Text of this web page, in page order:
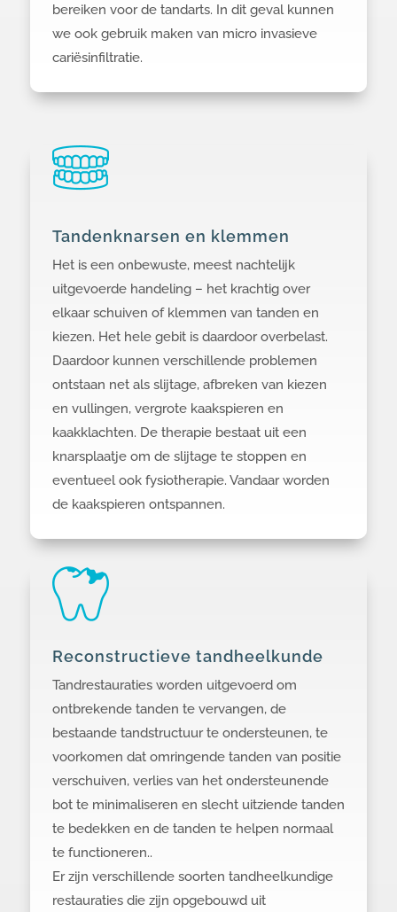
bereiken voor de tandarts. In dit geval kunnen
we ook gebruik maken van micro invasieve
cariësinfiltratie.
Tandenknarsen en klemmen
Het is een onbewuste, meest nachtelijk
uitgevoerde handeling – het krachtig over
elkaar schuiven of klemmen van tanden en
kiezen. Het hele gebit is daardoor overbelast.
Daardoor kunnen verschillende problemen
ontstaan net als slijtage, afbreken van kiezen
en vullingen, vergrote kaakspieren en
kaakklachten. De therapie bestaat uit een
knarsplaatje om de slijtage te stoppen en
eventueel ook fysiotherapie. Vandaar worden
de kaakspieren ontspannen.
Reconstructieve tandheelkunde
Tandrestauraties worden uitgevoerd om
ontbrekende tanden te vervangen, de
bestaande tandstructuur te ondersteunen, te
voorkomen dat omringende tanden van positie
verschuiven, verlies van het ondersteunende
bot te minimaliseren en slecht uitziende tanden
te bedekken en de tanden te helpen normaal
te functioneren..
Er zijn verschillende soorten tandheelkundige
restauraties die zijn opgebouwd uit